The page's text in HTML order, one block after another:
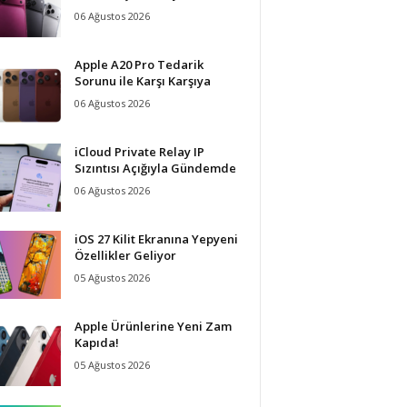
06 Ağustos 2026
Apple A20 Pro Tedarik
Sorunu ile Karşı Karşıya
06 Ağustos 2026
iCloud Private Relay IP
Sızıntısı Açığıyla Gündemde
06 Ağustos 2026
iOS 27 Kilit Ekranına Yepyeni
Özellikler Geliyor
05 Ağustos 2026
Apple Ürünlerine Yeni Zam
Kapıda!
05 Ağustos 2026